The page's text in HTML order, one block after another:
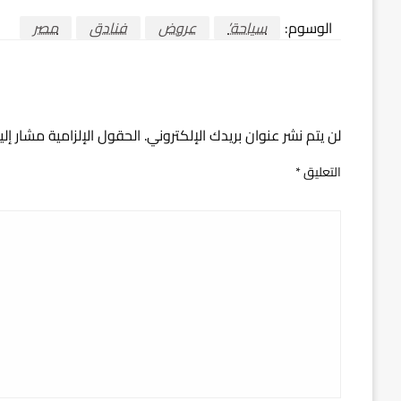
الوسوم:
سياحة’ عروض فنادق مصر
لن يتم نشر عنوان بريدك الإلكتروني.الحقول الإلزامية مشار
التعليق*